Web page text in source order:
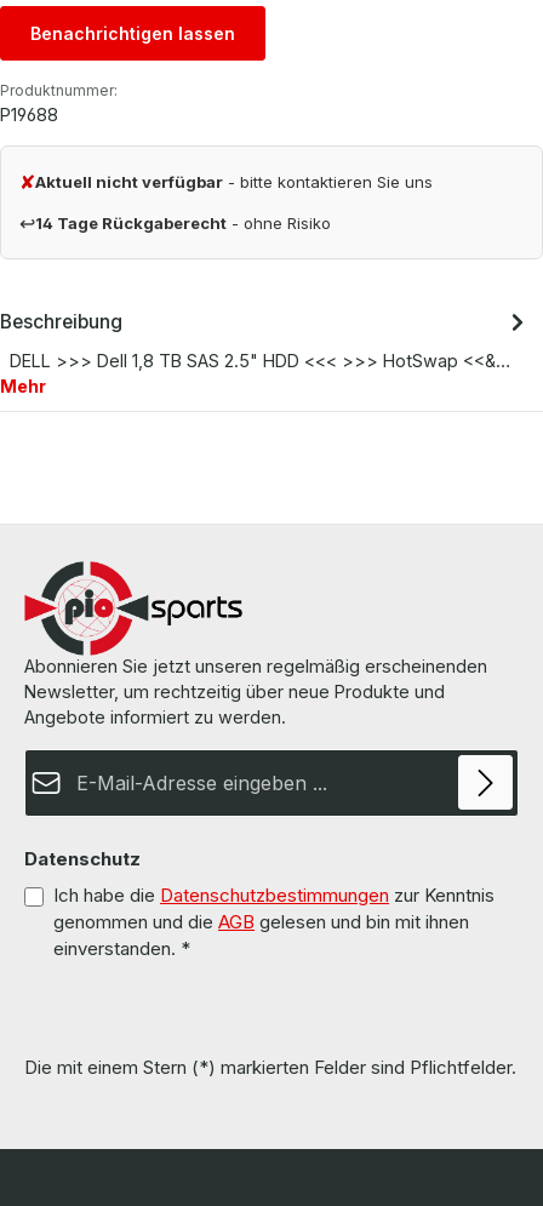
Benachrichtigen lassen
Produktnummer:
P19688
✘Aktuell nicht verfügbar - bitte kontaktieren Sie uns
↩14 Tage Rückgaberecht - ohne Risiko
Beschreibung
DELL >>> Dell 1,8 TB SAS 2.5" HDD <<< >>> HotSwap <<&…
Mehr
Abonnieren Sie jetzt unseren regelmäßig erscheinenden
Newsletter, um rechtzeitig über neue Produkte und
Angebote informiert zu werden.
Datenschutz
Ich habe die Datenschutzbestimmungen zur Kenntnis
genommen und die AGB gelesen und bin mit ihnen
einverstanden. *
Die mit einem Stern (*) markierten Felder sind Pflichtfelder.